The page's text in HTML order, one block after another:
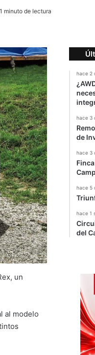
1 minuto de lectura
un
al modelo
hace 2
hace 3
de
hace 3
hace 5
hace 1
del